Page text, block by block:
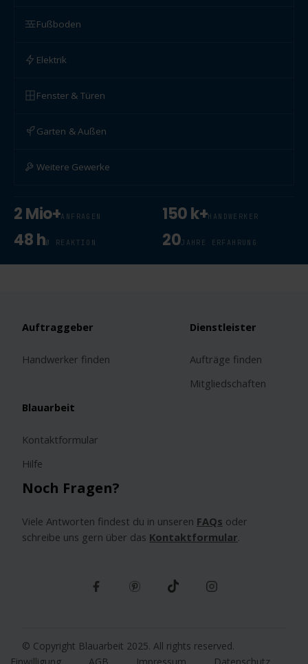
Fußboden
Elektrik
Fenster & Türen
Garten & Außen
Weitere Gewerke
2 Mio+ANFRAGEN 150 k+HANDWERKER
48 hØ REAKTION 20JAHRE ERFAHRUNG
Noch Fragen?
Viele Antworten findest du in unseren FAQs oder
schreibe uns gern über das Kontaktformular.
Auftraggeber
Handwerker finden
Dienstleister
Aufträge finden
Mitgliedschaften
Blauarbeit
Kontaktformular
Hilfe
© Copyright Blauarbeit 2025. All rights reserved.